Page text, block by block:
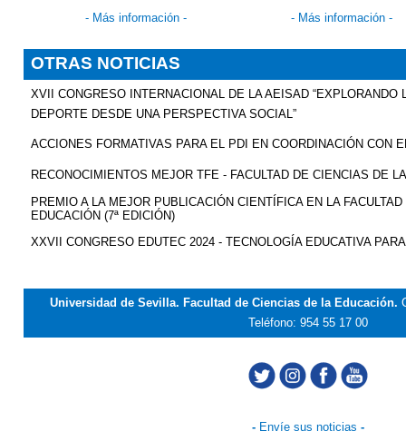
- Más información - - Más información -
OTRAS NOTICIAS
XVII CONGRESO INTERNACIONAL DE LA AEISAD “EXPLORANDO
DEPORTE DESDE UNA PERSPECTIVA SOCIAL”
ACCIONES FORMATIVAS PARA EL PDI EN COORDINACIÓN CON
RECONOCIMIENTOS MEJOR TFE - FACULTAD DE CIENCIAS DE
PREMIO A LA MEJOR PUBLICACIÓN CIENTÍFICA EN LA
EDUCACIÓN (7ª EDICIÓN)
XXVII CONGRESO EDUTEC 2024 - TECNOLOGÍA EDUCATIVA
Universidad de Sevilla. Facultad de Ciencias de la Educación.
Teléfono: 954 55 17 00
- Envíe sus noticias -